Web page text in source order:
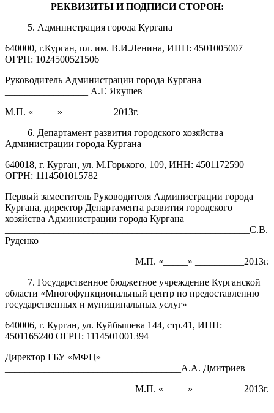
РЕКВИЗИТЫ И ПОДПИСИ СТОРОН:
5. Администрация города Кургана
640000, г.Курган, пл. им. В.И.Ленина, ИНН: 4501005007
ОГРН: 1024500521506
Руководитель Администрации города Кургана
_________________ А.Г. Якушев
М.П. «_____» __________2013г.
6. Департамент развития городского хозяйства
Администрации города Кургана
640018, г. Курган, ул. М.Горького, 109, ИНН: 4501172590
ОГРН: 1114501015782
Первый заместитель Руководителя Администрации города
Кургана, директор Департамента развития городского
хозяйства Администрации города Кургана
__________________________________________________С.В.
Руденко
М.П. «_____» __________2013г.
7. Государственное бюджетное учреждение Курганской
области «Многофункциональный центр по предоставлению
государственных и муниципальных услуг»
640006, г. Курган, ул. Куйбышева 144, стр.41, ИНН:
4501165240 ОГРН: 1114501001394
Директор ГБУ «МФЦ»
____________________________________А.А. Дмитриев
М.П. «_____» __________2013г.